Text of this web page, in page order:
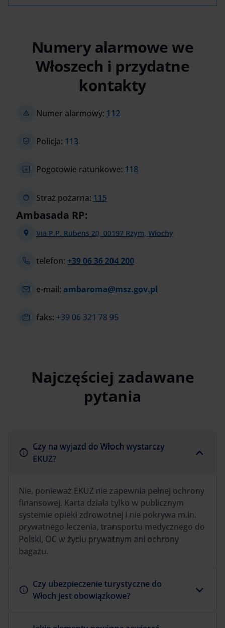
Numery alarmowe we
Włoszech i przydatne
kontakty
Numer alarmowy: 112
Policja: 113
Pogotowie ratunkowe: 118
Straż pożarna: 115
Ambasada RP:
Via P.P. Rubens 20, 00197 Rzym, Włochy
telefon: +39 06 36 204 200
e-mail: ambaroma@msz.gov.pl
faks: +39 06 321 78 95
Najczęściej zadawane
pytania
Czy na wyjazd do Włoch wystarczy
EKUZ?
Nie, ponieważ EKUZ nie zapewnia pełnej ochrony
finansowej. Karta działa tylko w publicznym
systemie opieki zdrowotnej i nie pokrywa m.in.
prywatnego leczenia, transportu medycznego do
Polski, OC w życiu prywatnym ani ochrony
bagażu.
Czy ubezpieczenie turystyczne do
Włoch jest obowiązkowe?